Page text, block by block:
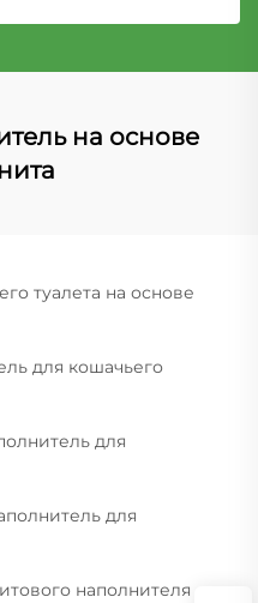
на основе
туалета на основе
для кошачьего
для
для
наполнителя